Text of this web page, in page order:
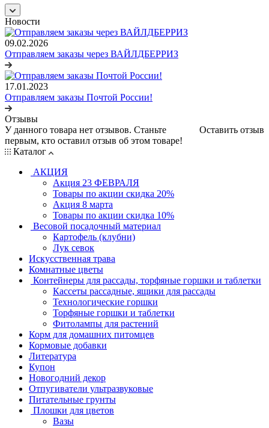
Новости
09.02.2026
Отправляем заказы через ВАЙЛДБЕРРИЗ
17.01.2023
Отправляем заказы Почтой России!
Отзывы
Оставить отзыв
У данного товара нет отзывов. Станьте
первым, кто оставил отзыв об этом товаре!
Каталог
АКЦИЯ
Акция 23 ФЕВРАЛЯ
Товары по акции скидка 20%
Акция 8 марта
Товары по акции скидка 10%
Весовой посадочный материал
Картофель (клубни)
Лук севок
Искусственная трава
Комнатные цветы
Контейнеры для рассады, торфяные горшки и таблетки
Кассеты рассадные, ящики для рассады
Технологические горшки
Торфяные горшки и таблетки
Фитолампы для растений
Корм для домашних питомцев
Кормовые добавки
Литература
Купон
Новогодний декор
Отпугиватели ультразвуковые
Питательные грунты
Плошки для цветов
Вазы